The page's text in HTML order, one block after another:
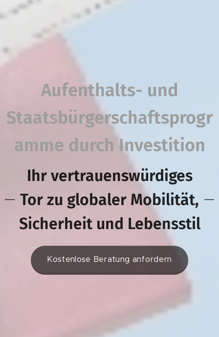
Aufenthalts- und
Staatsbürgerschaftsprogr
amme durch Investition
Ihr vertrauenswürdiges
Tor zu globaler Mobilität,
Sicherheit und Lebensstil
Kostenlose Beratung anfordern